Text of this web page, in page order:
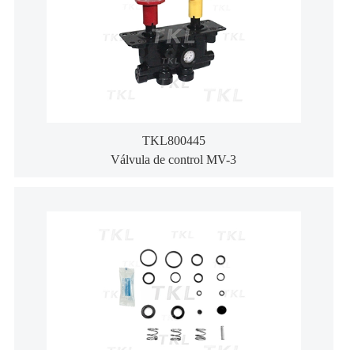
TKL800445
Válvula de control MV-3